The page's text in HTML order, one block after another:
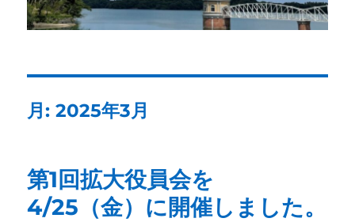
月:2025年3月
第1回拡大役員会を
4/25（金）に開催しました。